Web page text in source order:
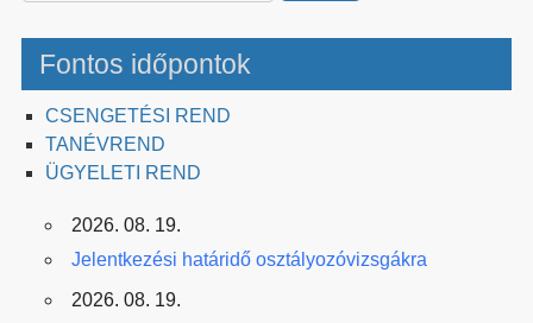
Fontos időpontok
CSENGETÉSI REND
TANÉVREND
ÜGYELETI REND
2026. 08. 19.
Jelentkezési határidő osztályozóvizsgákra
2026. 08. 19.